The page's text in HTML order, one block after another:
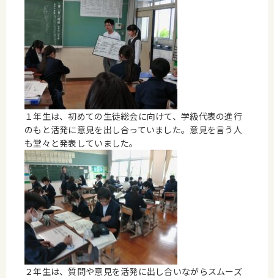
１年生は、初めての生徒総会に向けて、学級代表の進行
のもと活発に意見を出し合っていました。意見を言う人
も堂々と発表していました。
２年生は、質問や意見を活発に出し合いながらスムーズ